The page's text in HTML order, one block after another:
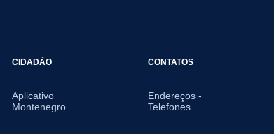
CIDADÃO
Aplicativo
Montenegro
CONTATOS
Endereços -
Telefones